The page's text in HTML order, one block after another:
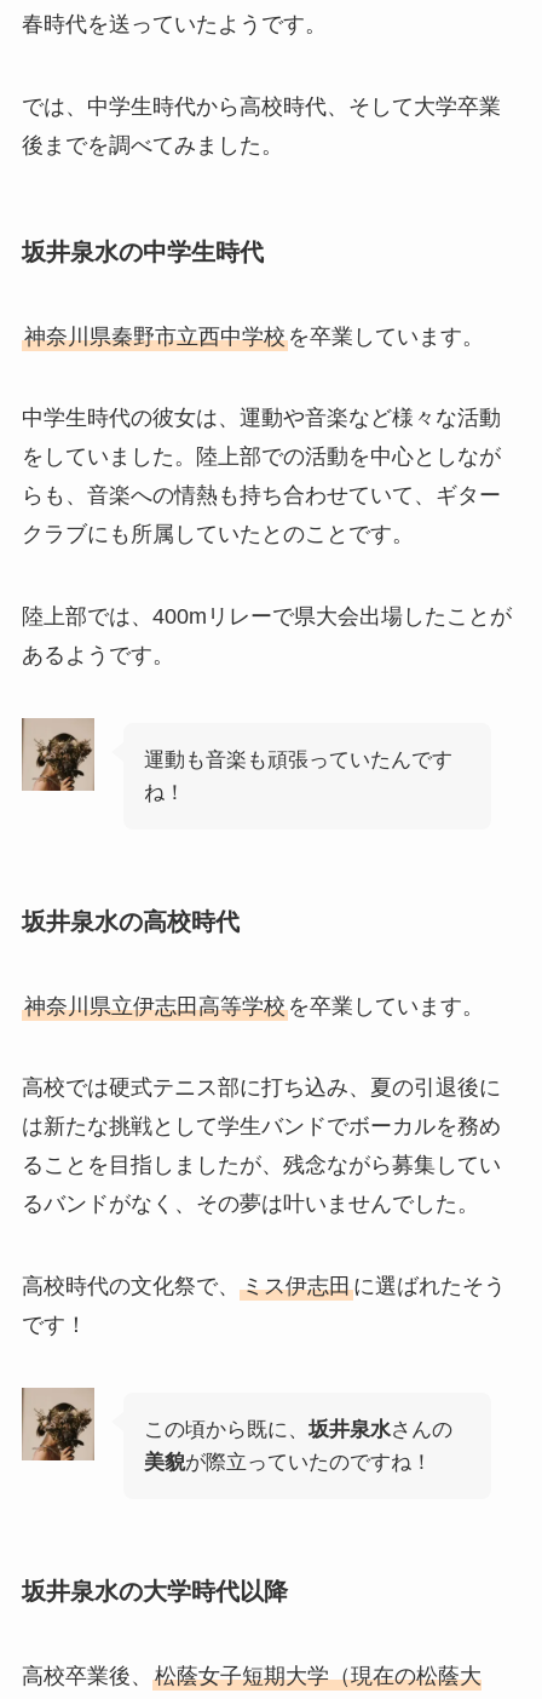
春時代を送っていたようです。
では、中学生時代から高校時代、そして大学卒業
後までを調べてみました。
坂井泉水の中学生時代
神奈川県秦野市立西中学校を卒業しています。
中学生時代の彼女は、運動や音楽など様々な活動
をしていました。陸上部での活動を中心としなが
らも、音楽への情熱も持ち合わせていて、ギター
クラブにも所属していたとのことです。
陸上部では、400mリレーで県大会出場したことが
あるようです。
運動も音楽も頑張っていたんです
ね！
坂井泉水の高校時代
神奈川県立伊志田高等学校を卒業しています。
高校では硬式テニス部に打ち込み、夏の引退後に
は新たな挑戦として学生バンドでボーカルを務め
ることを目指しましたが、残念ながら募集してい
るバンドがなく、その夢は叶いませんでした。
高校時代の文化祭で、 ミス伊志田に選ばれたそう
です！
この頃から既に、 坂井泉水さんの
美貌が際立っていたのですね！
坂井泉水の大学時代以降
高校卒業後、 松蔭女子短期大学（現在の松蔭大